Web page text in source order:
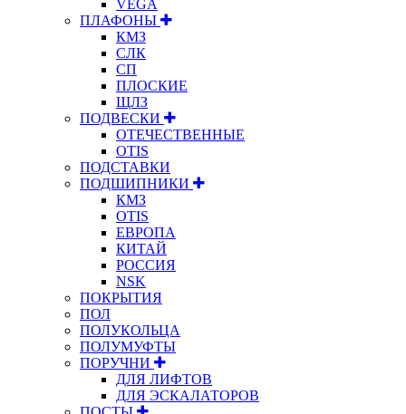
VEGA
ПЛАФОНЫ
КМЗ
СЛК
СП
ПЛОСКИЕ
ЩЛЗ
ПОДВЕСКИ
ОТЕЧЕСТВЕННЫЕ
OTIS
ПОДСТАВКИ
ПОДШИПНИКИ
КМЗ
OTIS
ЕВРОПА
КИТАЙ
РОССИЯ
NSK
ПОКРЫТИЯ
ПОЛ
ПОЛУКОЛЬЦА
ПОЛУМУФТЫ
ПОРУЧНИ
ДЛЯ ЛИФТОВ
ДЛЯ ЭСКАЛАТОРОВ